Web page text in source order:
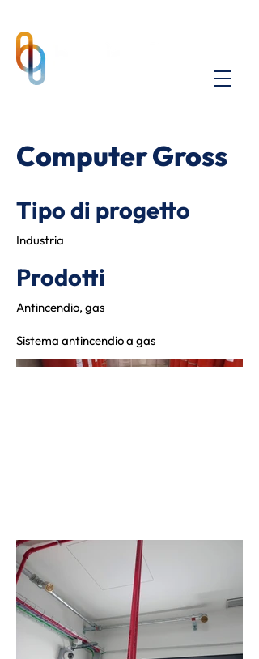
Computer Gross
Tipo di progetto
Industria
Prodotti
Antincendio, gas
Sistema antincendio a gas